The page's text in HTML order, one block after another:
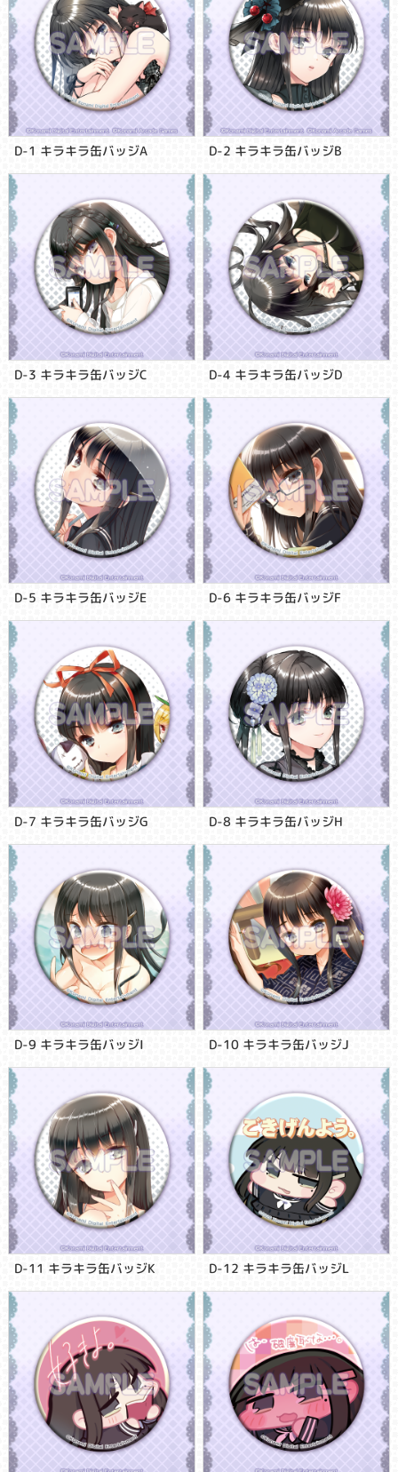
D-1 キラキラ缶バッジA D-2 キラキラ缶バッジB
D-3 キラキラ缶バッジC D-4 キラキラ缶バッジD
D-5 キラキラ缶バッジE D-6 キラキラ缶バッジF
D-7 キラキラ缶バッジG D-8 キラキラ缶バッジH
D-9 キラキラ缶バッジI D-10 キラキラ缶バッジJ
D-11 キラキラ缶バッジK D-12 キラキラ缶バッジL